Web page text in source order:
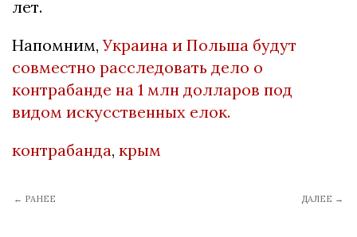
лет.
Напомним, Украина и Польша будут
совместно расследовать дело о
контрабанде на 1 млн долларов под
видом искусственных елок.
контрабанда, крым
← РАНЕЕ ДАЛЕЕ →